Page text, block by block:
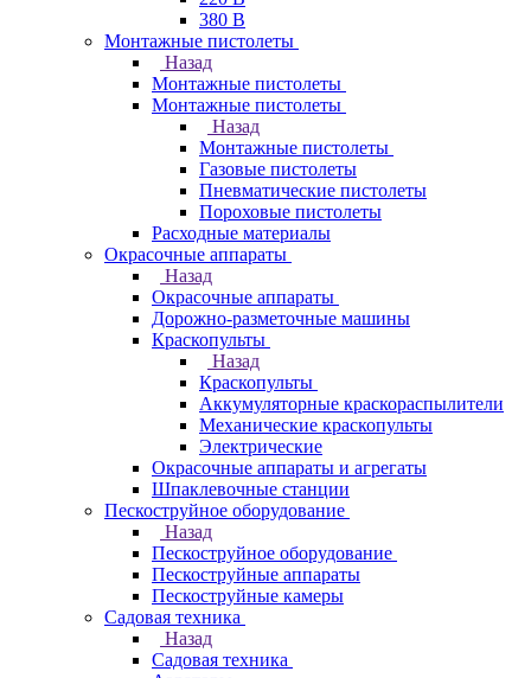
380 В
Монтажные пистолеты
Назад
Монтажные пистолеты
Монтажные пистолеты
Назад
Монтажные пистолеты
Газовые пистолеты
Пневматические пистолеты
Пороховые пистолеты
Расходные материалы
Окрасочные аппараты
Назад
Окрасочные аппараты
Дорожно-разметочные машины
Краскопульты
Назад
Краскопульты
Аккумуляторные краскораспылители
Механические краскопульты
Электрические
Окрасочные аппараты и агрегаты
Шпаклевочные станции
Пескоструйное оборудование
Назад
Пескоструйное оборудование
Пескоструйные аппараты
Пескоструйные камеры
Садовая техника
Назад
Садовая техника